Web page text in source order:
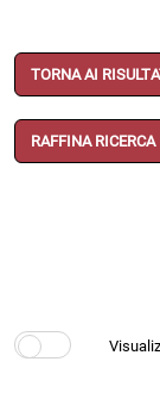
TORNA AI
RAFFINA RICERCA